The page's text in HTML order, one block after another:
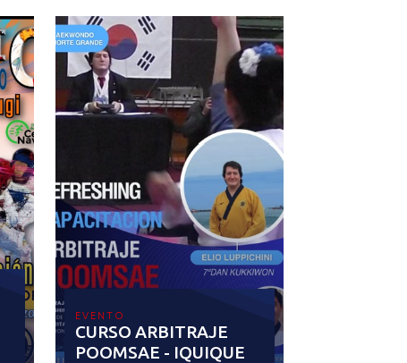
EVENTO
CURSO ARBITRAJE
POOMSAE - IQUIQUE